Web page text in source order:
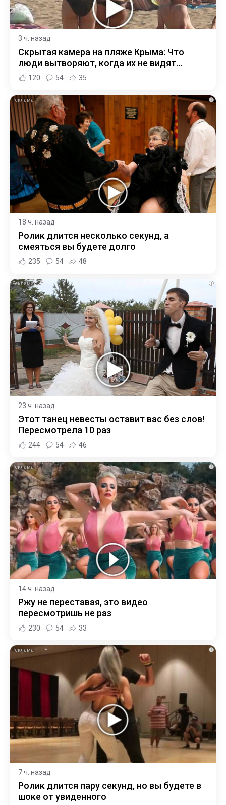
3 ч. назад
Скрытая камера на пляже Крыма: Что
люди вытворяют, когда их не видят...
120 54 35
i
18 ч. назад
Ролик длится несколько секунд, а
смеяться вы будете долго
235 54 48
i
23 ч. назад
Этот танец невесты оставит вас без слов!
Пересмотрела 10 раз
244 54 46
i
14 ч. назад
Ржу не переставая, это видео
пересмотришь не раз
230 54 33
i
7 ч. назад
Ролик длится пару секунд, но вы будете в
шоке от увиденного